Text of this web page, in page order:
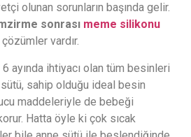
olunan sorunların başında gelir.
sonrası meme silikonu
vardır.
ayında ihtiyacı olan tüm besinleri
sütü, sahip olduğu ideal besin
maddeleriyle de bebeği
Hatta öyle ki çok sıcak